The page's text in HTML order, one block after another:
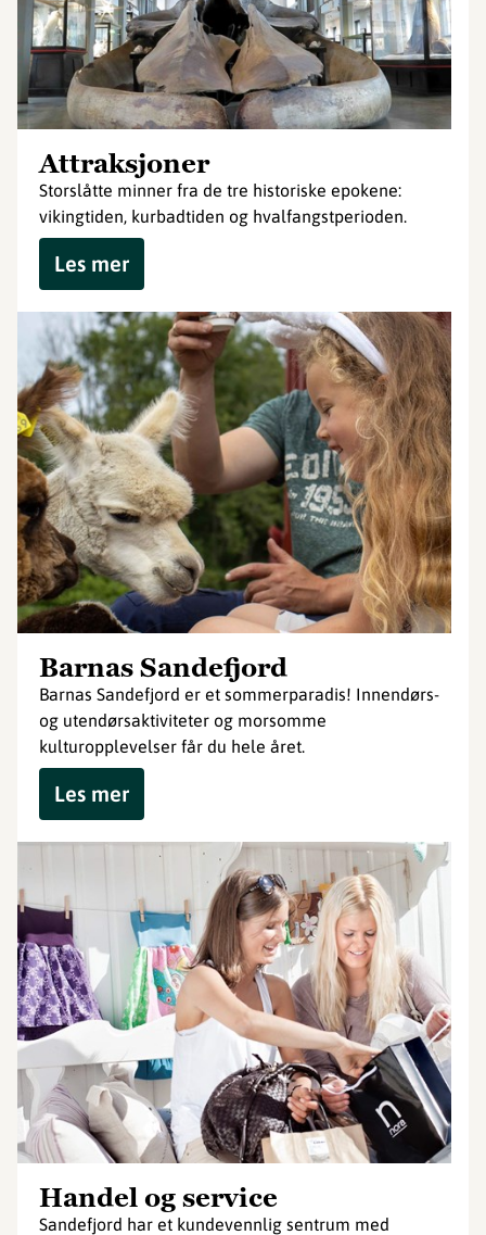
Attraksjoner
Storslåtte minner fra de tre historiske epokene:
vikingtiden, kurbadtiden og hvalfangstperioden.
Les mer
Barnas Sandefjord
Barnas Sandefjord er et sommerparadis! Innendørs-
og utendørsaktiviteter og morsomme
kulturopplevelser får du hele året.
Les mer
Handel og service
Sandefjord har et kundevennlig sentrum med